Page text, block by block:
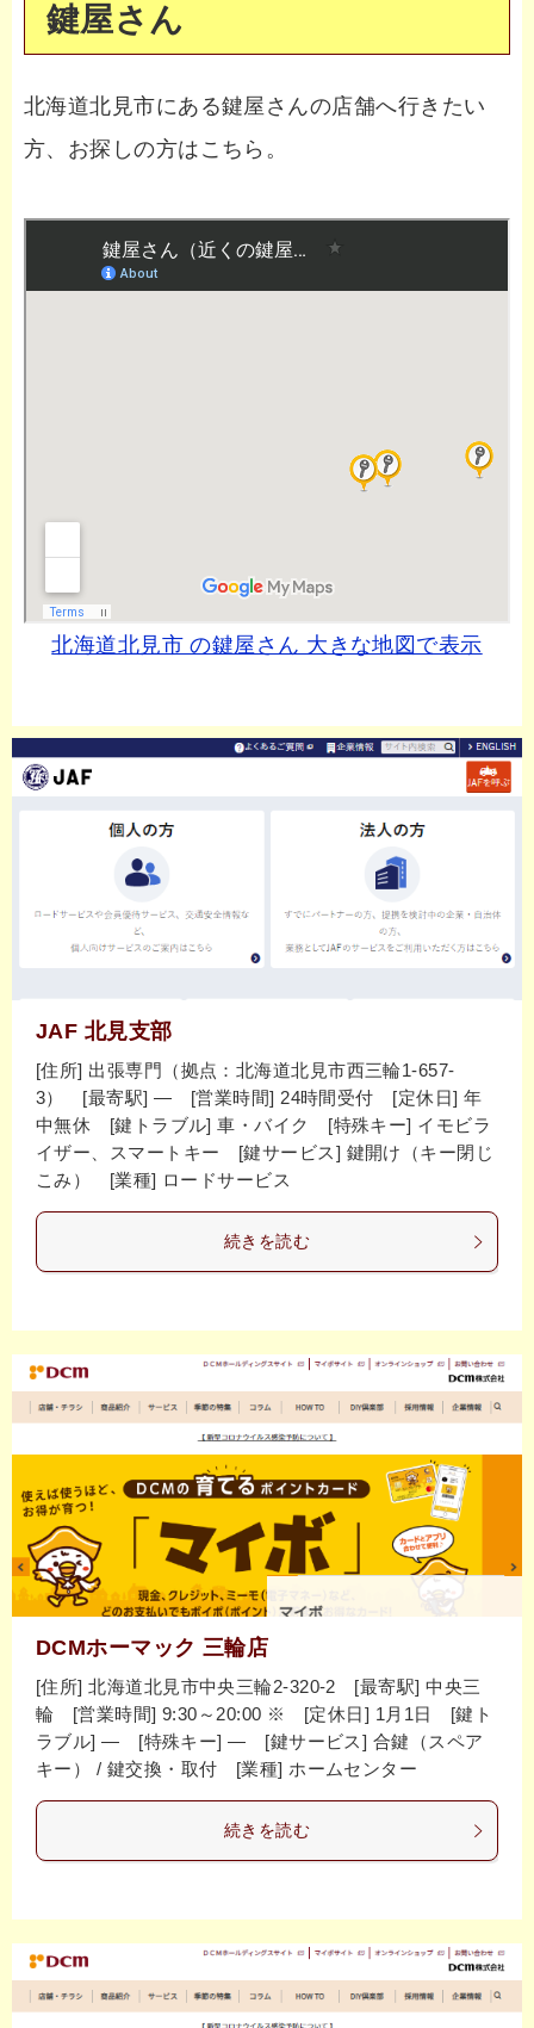
鍵屋さん
北海道北見市にある鍵屋さんの店舗へ行きたい
方、お探しの方はこちら。
北海道北見市 の鍵屋さん 大きな地図で表示
JAF 北見支部
[住所] 出張専門（拠点：北海道北見市西三輪1-657-
3） [最寄駅] ― [営業時間] 24時間受付 [定休日] 年
中無休 [鍵トラブル] 車・バイク [特殊キー] イモビラ
イザー、スマートキー [鍵サービス] 鍵開け（キー閉じ
こみ） [業種] ロードサービス
続きを読む
DCMホーマック 三輪店
[住所] 北海道北見市中央三輪2-320-2 [最寄駅] 中央三
輪 [営業時間] 9:30～20:00 ※ [定休日] 1月1日 [鍵ト
ラブル] ― [特殊キー] ― [鍵サービス] 合鍵（スペア
キー） / 鍵交換・取付 [業種] ホームセンター
続きを読む